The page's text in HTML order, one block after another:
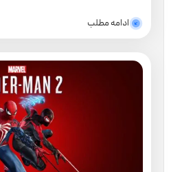
ادامه مطلب